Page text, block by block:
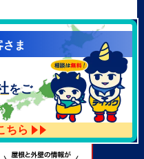
ま
をご
ちら